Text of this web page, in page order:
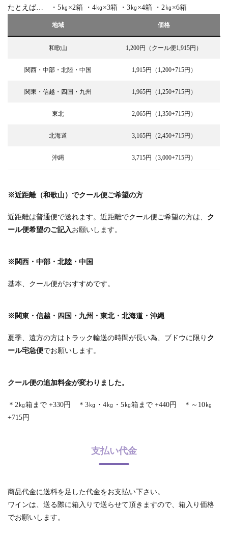
たとえば… ・5㎏×2箱 ・4㎏×3箱 ・3㎏×4箱 ・2㎏×6箱
地域 価格
和歌山 1,200円（クール便1,915円）
関西・中部・北陸・中国 1,915円（1,200+715円）
関東・信越・四国・九州 1,965円（1,250+715円）
東北 2,065円（1,350+715円）
北海道 3,165円（2,450+715円）
沖縄 3,715円（3,000+715円）
※近距離（和歌山）でクール便ご希望の方
近距離は普通便で送れます。近距離でクール便ご希望の方は、 ク
ール便希望のご記入お願いします。
※関西・中部・北陸・中国
基本、クール便がおすすめです。
※関東・信越・四国・九州・東北・北海道・沖縄
夏季、遠方の方はトラック輸送の時間が長い為、ブドウに限り ク
ール宅急便でお願いします。
クール便の追加料金が変わりました。
＊2㎏箱まで +330円 ＊3㎏・4㎏・5㎏箱まで +440円 ＊～10㎏
+715円
支払い代金
商品代金に送料を足した代金をお支払い下さい。
ワインは、送る際に箱入りで送らせて頂きますので、箱入り価格
でお願いします。